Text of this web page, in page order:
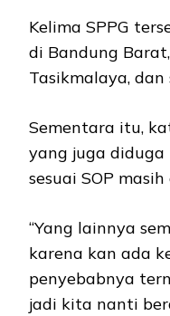
Kelima SPPG
di Bandung
Tasikmalaya,
Sementara itu,
yang juga diduga
sesuai SOP
“Yang lainnya
karena kan ada
penyebabnya
jadi kita nanti